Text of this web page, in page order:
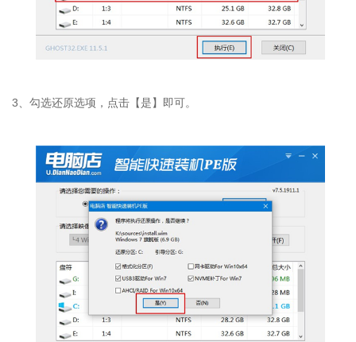
3、勾选还原选项，点击【是】即可。